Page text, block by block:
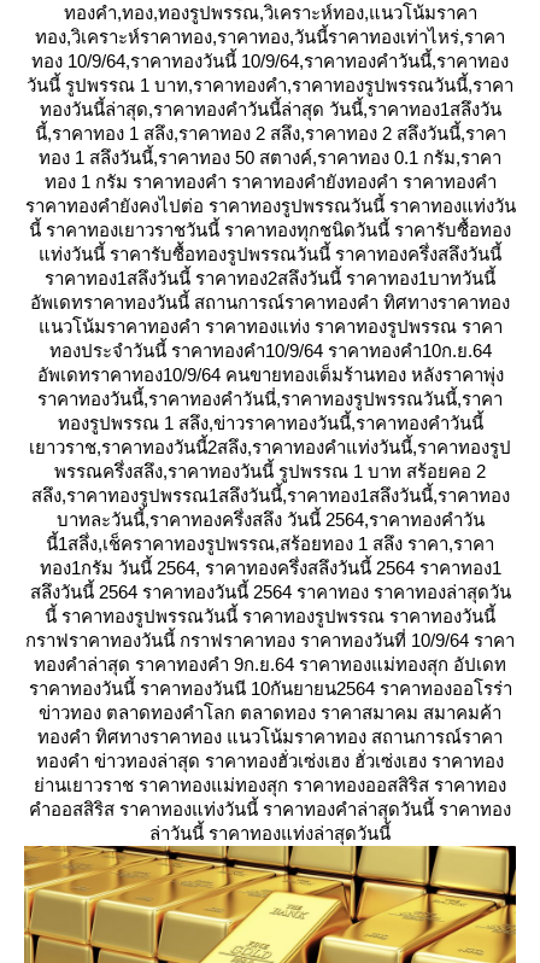
ทองคำ,ทอง,ทองรูปพรรณ,วิเคราะห์ทอง,แนวโน้มราคา
ทอง,วิเคราะห์ราคาทอง,ราคาทอง,วันนี้ราคาทองเท่าไหร่,ราคา
ทอง 10/9/64,ราคาทองวันนี้ 10/9/64,ราคาทองคําวันนี้,ราคาทอง
วันนี้ รูปพรรณ 1 บาท,ราคาทองคํา,ราคาทองรูปพรรณวันนี้,ราคา
ทองวันนี้ล่าสุด,ราคาทองคําวันนี้ล่าสุด วันนี้,ราคาทอง1สลึงวัน
นี้,ราคาทอง 1 สลึง,ราคาทอง 2 สลึง,ราคาทอง 2 สลึงวันนี้,ราคา
ทอง 1 สลึงวันนี้,ราคาทอง 50 สตางค์,ราคาทอง 0.1 กรัม,ราคา
ทอง 1 กรัม ราคาทองคำ ราคาทองคำยังทองคำ ราคาทองคำ
ราคาทองคำยังคงไปต่อ ราคาทองรูปพรรณวันนี้ ราคาทองแท่งวัน
นี้ ราคาทองเยาวราชวันนี้ ราคาทองทุกชนิดวันนี้ ราคารับซื้อทอง
ท่งวันนี้ ราคารับซื้อทองรูปพรรณวันนี้ ราคาทองครึ่งสลึงวันนี้
ราคาทอง1สลึงวันนี้ ราคาทอง2สลึงวันนี้ ราคาทอง1บาทวันนี้
อัพเดทราคาทองวันนี้ สถานการณ์ราคาทองคำ ทิศทางราคาทอง
นวโน้มราคาทองคำ ราคาทองแท่ง ราคาทองรูปพรรณ ราคา
ทองประจำวันนี้ ราคาทองคำ10/9/64 ราคาทองคำ10ก.ย.64
อัพเดทราคาทอง10/9/64 คนขายทองเต็มร้านทอง หลังราคาพุ่ง
ราคาทองวันนี้,ราคาทองคำวันนี่,ราคาทองรูปพรรณวันนี้,ราคา
ทองรูปพรรณ 1 สลึง,ข่าวราคาทองวันนี้,ราคาทองคําวันนี้
เยาวราช,ราคาทองวันนี้2สลึง,ราคาทองคําแท่งวันนี้,ราคาทองรูป
พรรณครึ่งสลึง,ราคาทองวันนี้ รูปพรรณ 1 บาท สร้อยคอ 2
สลึง,ราคาทองรูปพรรณ1สลึงวันนี้,ราคาทอง1สลึงวันนี้,ราคาทอง
บาทละวันนี้,ราคาทองครึ่งสลึง วันนี้ 2564,ราคาทองคําวัน
นี้1สลึ่ง,เช็คราคาทองรูปพรรณ,สร้อยทอง 1 สลึง ราคา,ราคา
ทอง1กรัม วันนี้ 2564, ราคาทองครึ่งสลึงวันนี้ 2564 ราคาทอง1
สลึงวันนี้ 2564 ราคาทองวันนี้ 2564 ราคาทอง ราคาทองล่าสุดวัน
นี้ ราคาทองรูปพรรณวันนี้ ราคาทองรูปพรรณ ราคาทองวันนี้
กราฟราคาทองวันนี้ กราฟราคาทอง ราคาทองวันที่ 10/9/64 ราคา
ทองคำล่าสุด ราคาทองคำ 9ก.ย.64 ราคาทองแม่ทองสุก อัปเดท
ราคาทองวันนี้ ราคาทองวันนี 10กันยายน2564 ราคาทองออโรร่า
ข่าวทอง ตลาดทองคำโลก ตลาดทอง ราคาสมาคม สมาคมค้า
ทองคำ ทิศทางราคาทอง แนวโน้มราคาทอง สถานการณ์ราคา
ทองคำ ข่าวทองล่าสุด ราคาทองฮั่วเซ่งเฮง ฮั่วเซ่งเฮง ราคาทอง
่านเยาวราช ราคาทองแม่ทองสุก ราคาทองออสสิริส ราคาทอง
คำออสสิริส ราคาทองแท่งวันนี้ ราคาทองคำล่าสุดวันนี้ ราคาทอง
ล่าวันนี้ ราคาทองแท่งล่าสุดวันนี้